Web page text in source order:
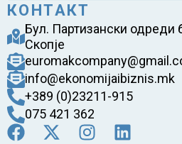
КОНТАКТ
Бул. Партизански одреди
Скопје
info@ekonomijaibiznis.mk
+389 (0)23211-915
075 421 362